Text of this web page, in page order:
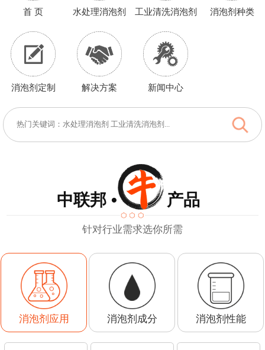
首 页 水处理消泡剂 工业清洗消泡剂 消泡剂种类
消泡剂定制 解决方案 新闻中心
中联邦 • 产品
针对行业需求选你所需
消泡剂成分 消泡剂性能